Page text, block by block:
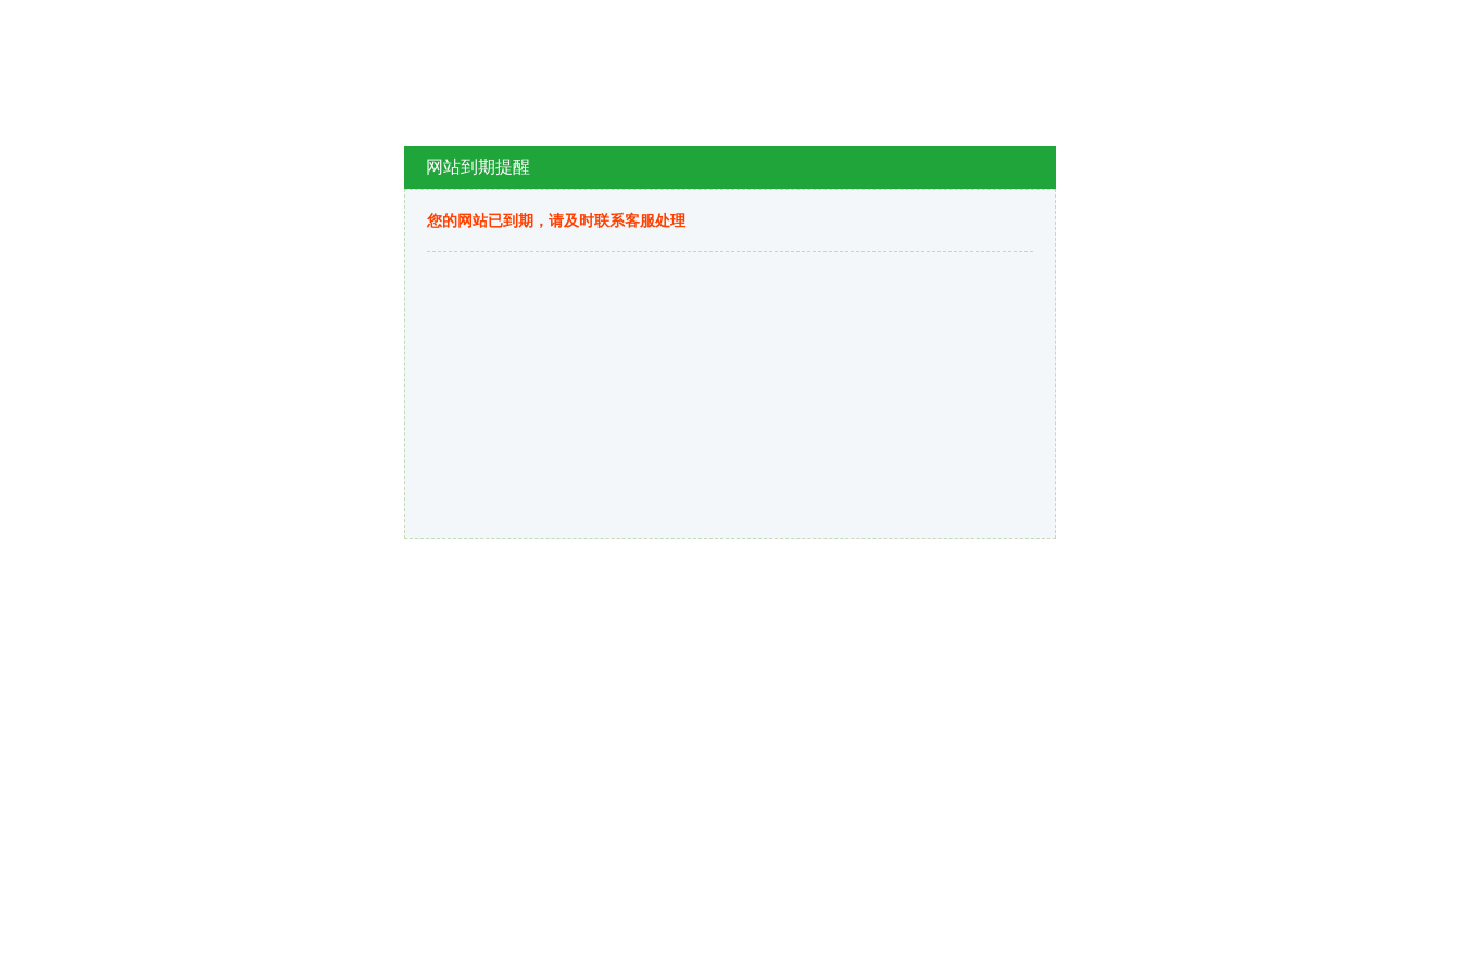
网站到期提醒
您的网站已到期，请及时联系客服处理